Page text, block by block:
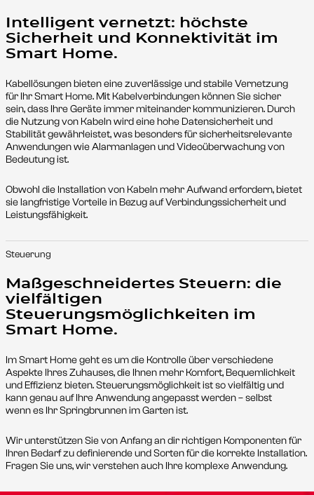
Intelligent vernetzt: höchste
Sicherheit und Konnektivität im
Smart Home.
Kabellösungen bieten eine zuverlässige und stabile Vernetzung
für Ihr Smart Home. Mit Kabelverbindungen können Sie sicher
sein, dass Ihre Geräte immer miteinander kommunizieren. Durch
die Nutzung von Kabeln wird eine hohe Datensicherheit und
Stabilität gewährleistet, was besonders für sicherheitsrelevante
Anwendungen wie Alarmanlagen und Videoüberwachung von
Bedeutung ist.
Obwohl die Installation von Kabeln mehr Aufwand erfordern, bietet
sie langfristige Vorteile in Bezug auf Verbindungssicherheit und
Leistungsfähigkeit.
Steuerung
Maßgeschneidertes Steuern: die
vielfältigen
Steuerungsmöglichkeiten im
Smart Home.
Im Smart Home geht es um die Kontrolle über verschiedene
Aspekte Ihres Zuhauses, die Ihnen mehr Komfort, Bequemlichkeit
und Effizienz bieten. Steuerungsmöglichkeit ist so vielfältig und
kann genau auf Ihre Anwendung angepasst werden – selbst
wenn es Ihr Springbrunnen im Garten ist.
Wir unterstützen Sie von Anfang an dir richtigen Komponenten für
Ihren Bedarf zu definierende und Sorten für die korrekte Installation.
Fragen Sie uns, wir verstehen auch Ihre komplexe Anwendung.